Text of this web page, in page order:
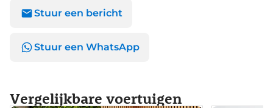
Stuur een bericht
Stuur een WhatsApp
Vergelijkbare voertuigen